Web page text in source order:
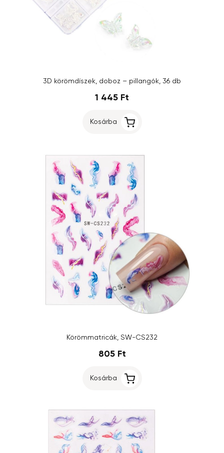
3D körömdíszek, doboz – pillangók, 36 db
1 445 Ft
Kosárba
Körömmatricák, SW-CS232
805 Ft
Kosárba